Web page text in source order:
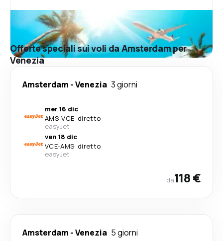
Offerte speciali sui voli da Amsterdam per
Venezia
Amsterdam -Venezia 3 giorni
mer 16 dic
AMS-VCE· diretto
easyJet
ven 18 dic
VCE-AMS· diretto
easyJet
da118 €
Amsterdam -Venezia 5 giorni